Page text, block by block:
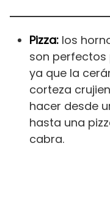
Pizza: los
son perfectos
ya que la
corteza
hacer desde
hasta una
cabra.